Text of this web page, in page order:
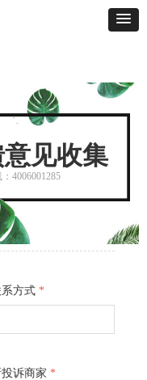
见收集
4006001285
方式 *
投诉商家 *